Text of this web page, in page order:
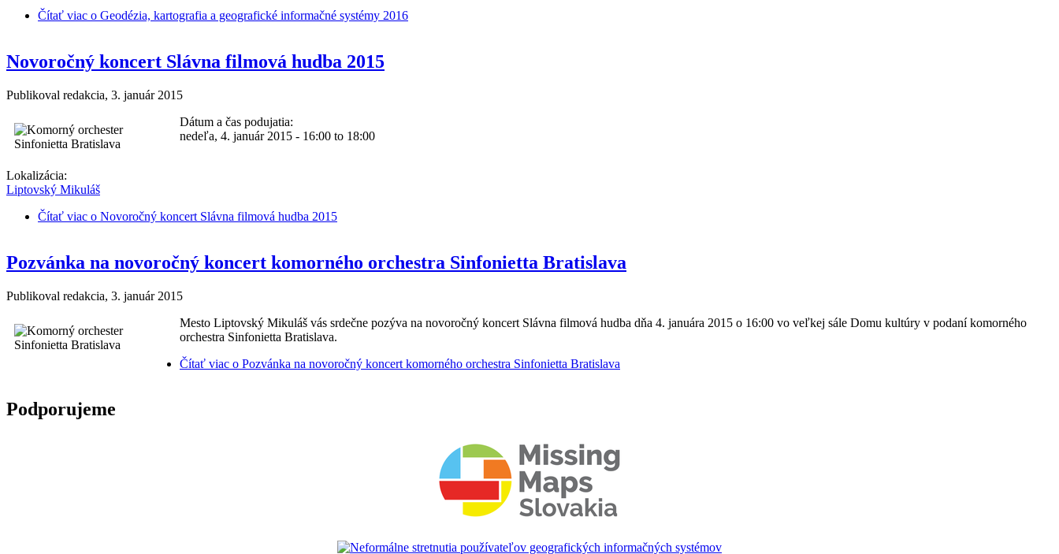
Čítať viac o Geodézia, kartografia a geografické informačné systémy 2016
Novoročný koncert Slávna filmová hudba 2015
Publikoval redakcia, 3. január 2015
Dátum a čas podujatia:
nedeľa, 4. január 2015 - 16:00 to 18:00
Lokalizácia:
Liptovský Mikuláš
Čítať viac o Novoročný koncert Slávna filmová hudba 2015
Pozvánka na novoročný koncert komorného orchestra Sinfonietta Bratislava
Publikoval redakcia, 3. január 2015
Mesto Liptovský Mikuláš vás srdečne pozýva na novoročný koncert Slávna filmová hudba dňa 4. januára 2015 o 16:00 vo veľkej sále Domu kultúry v podaní komorného
orchestra Sinfonietta Bratislava.
Čítať viac o Pozvánka na novoročný koncert komorného orchestra Sinfonietta Bratislava
Podporujeme